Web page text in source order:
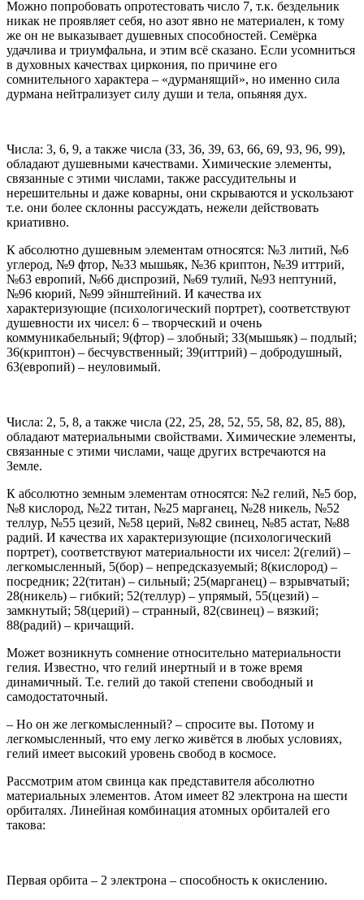
Можно попробовать опротестовать число 7, т.к. бездельник
никак не проявляет себя, но азот явно не материален, к тому
же он не выказывает душевных способностей. Семёрка
удачлива и триумфальна, и этим всё сказано. Если усомниться
в духовных качествах циркония, по причине его
сомнительного характера – «дурманящий», но именно сила
дурмана нейтрализует силу души и тела, опьяняя дух.
Числа: 3, 6, 9, а также числа (33, 36, 39, 63, 66, 69, 93, 96, 99),
обладают душевными качествами. Химические элементы,
связанные с этими числами, также рассудительны и
нерешительны и даже коварны, они скрываются и ускользают
т.е. они более склонны рассуждать, нежели действовать
криативно.
К абсолютно душевным элементам относятся: №3 литий, №6
углерод, №9 фтор, №33 мышьяк, №36 криптон, №39 иттрий,
№63 европий, №66 диспрозий, №69 тулий, №93 нептуний,
№96 кюрий, №99 эйнштейний. И качества их
характеризующие (психологический портрет), соответствуют
душевности их чисел: 6 – творческий и очень
коммуникабельный; 9(фтор) – злобный; 33(мышьяк) – подлый;
36(криптон) – бесчувственный; 39(иттрий) – добродушный,
63(европий) – неуловимый.
Числа: 2, 5, 8, а также числа (22, 25, 28, 52, 55, 58, 82, 85, 88),
обладают материальными свойствами. Химические элементы,
связанные с этими числами, чаще других встречаются на
Земле.
К абсолютно земным элементам относятся: №2 гелий, №5 бор,
№8 кислород, №22 титан, №25 марганец, №28 никель, №52
теллур, №55 цезий, №58 церий, №82 свинец, №85 астат, №88
радий. И качества их характеризующие (психологический
портрет), соответствуют материальности их чисел: 2(гелий) –
легкомысленный, 5(бор) – непредсказуемый; 8(кислород) –
посредник; 22(титан) – сильный; 25(марганец) – взрывчатый;
28(никель) – гибкий; 52(теллур) – упрямый, 55(цезий) –
замкнутый; 58(церий) – странный, 82(свинец) – вязкий;
88(радий) – кричащий.
Может возникнуть сомнение относительно материальности
гелия. Известно, что гелий инертный и в тоже время
динамичный. Т.е. гелий до такой степени свободный и
самодостаточный.
– Но он же легкомысленный? – спросите вы. Потому и
легкомысленный, что ему легко живётся в любых условиях,
гелий имеет высокий уровень свобод в космосе.
Рассмотрим атом свинца как представителя абсолютно
материальных элементов. Атом имеет 82 электрона на шести
орбиталях. Линейная комбинация атомных орбиталей его
такова:
Первая орбита – 2 электрона – способность к окислению.